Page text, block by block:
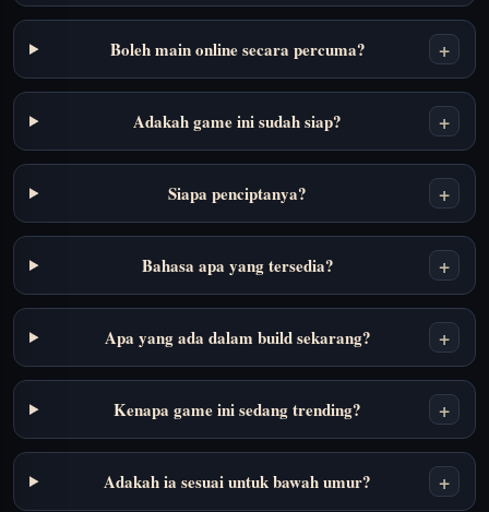
Boleh main online secara percuma? +
Adakah game ini sudah siap? +
Siapa penciptanya? +
Bahasa apa yang tersedia? +
Apa yang ada dalam build sekarang? +
Kenapa game ini sedang trending? +
Adakah ia sesuai untuk bawah umur? +